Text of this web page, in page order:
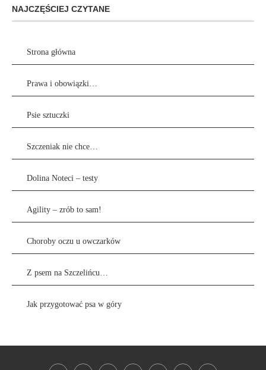
NAJCZĘŚCIEJ CZYTANE
Strona główna
Prawa i obowiązki…
Psie sztuczki
Szczeniak nie chce…
Dolina Noteci – testy
Agility – zrób to sam!
Choroby oczu u owczarków
Z psem na Szczelińcu…
Jak przygotować psa w góry